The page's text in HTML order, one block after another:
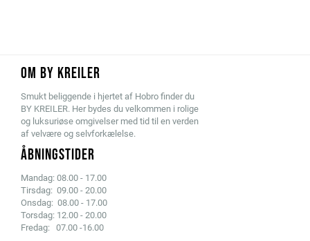
OM BY KREILER
Smukt beliggende i hjertet af Hobro finder du
BY KREILER. Her bydes du velkommen i rolige
og luksuriøse omgivelser med tid til en verden
af velvære og selvforkælelse.
ÅBNINGSTIDER
Mandag: 08.00 - 17.00
Tirsdag: 09.00 - 20.00
Onsdag: 08.00 - 17.00
Torsdag: 12.00 - 20.00
Fredag: 07.00 -16.00